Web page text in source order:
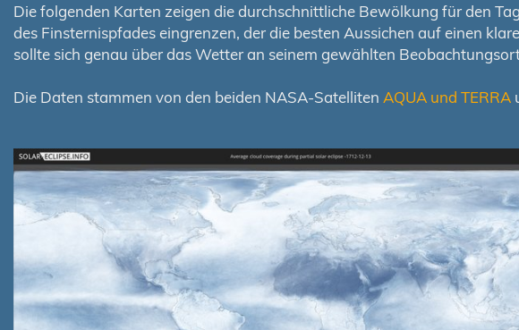
Die folgenden Karten zeigen die durchschnittliche Bewölkung für den
des Finsternispfades eingrenzen, der die besten Aussichen auf einen
sollte sich genau über das Wetter an seinem gewählten
Die Daten stammen von den beiden NASA-Satelliten AQUA und TERRA